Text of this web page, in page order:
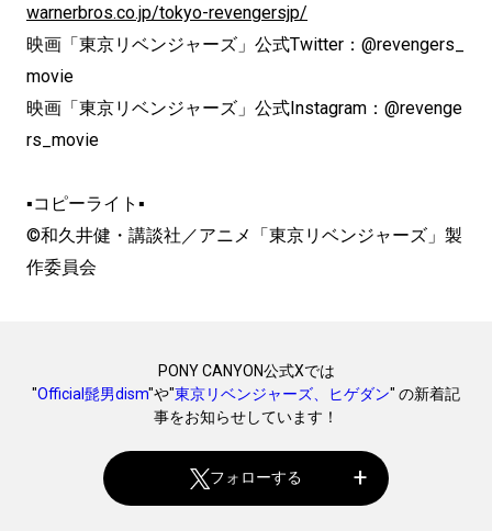
warnerbros.co.jp/tokyo-revengersjp/
映画「東京リベンジャーズ」公式Twitter：@revengers_
movie
映画「東京リベンジャーズ」公式Instagram：@revenge
rs_movie
▪コピーライト▪
©和久井健・講談社／アニメ「東京リベンジャーズ」製
作委員会
PONY CANYON公式Xでは
"Official髭男dism"や"東京リベンジャーズ、ヒゲダン" の新着記
事をお知らせしています！
フォローする